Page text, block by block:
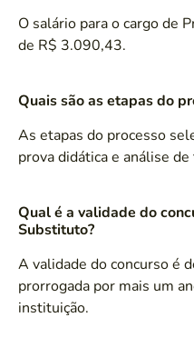
O salário para o cargo de
de R$ 3.090,43.
Quais são as etapas do
As etapas do processo
prova didática e análise
Qual é a validade do
Substituto?
A validade do concurso é
prorrogada por mais um
instituição.